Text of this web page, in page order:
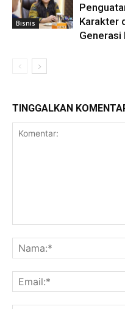
Bisnis
Karakter
Generasi
TINGGALKAN